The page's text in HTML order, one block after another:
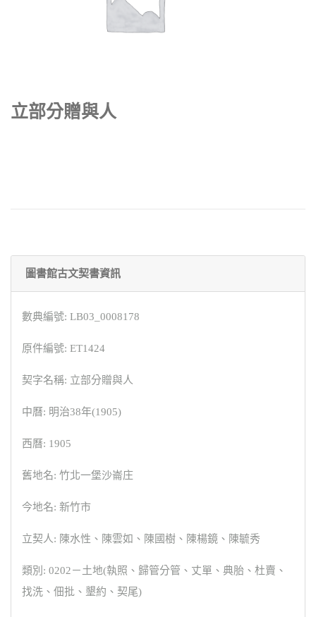
立部分贈與人
圖書館古文契書資訊
數典編號: LB03_0008178
原件編號: ET1424
契字名稱: 立部分贈與人
中曆: 明治38年(1905)
西曆: 1905
舊地名: 竹北一堡沙崙庄
今地名: 新竹市
立契人: 陳水性、陳雲如、陳國樹、陳楊鏡、陳毓秀
類別: 0202－土地(執照、歸管分管、丈單、典胎、杜賣、
找洗、佃批、墾約、契尾)